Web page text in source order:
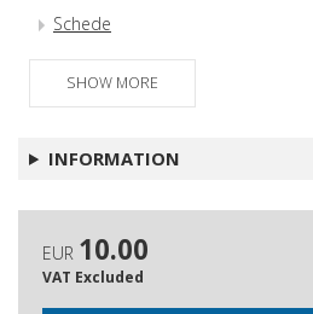
Schede
SHOW MORE
INFORMATION
EUR 10.00
VAT Excluded